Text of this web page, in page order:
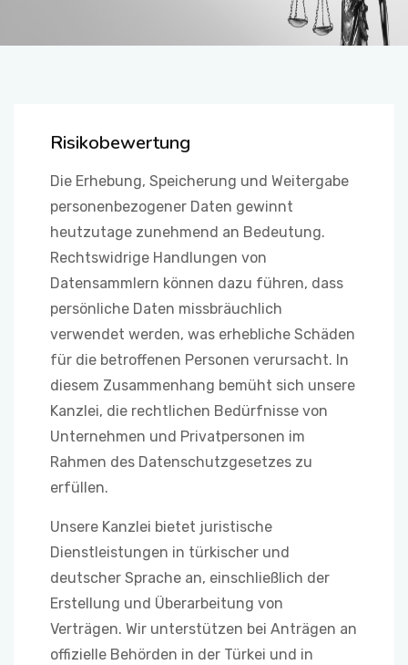
Risikobewertung
Die Erhebung, Speicherung und Weitergabe
personenbezogener Daten gewinnt
heutzutage zunehmend an Bedeutung.
Rechtswidrige Handlungen von
Datensammlern können dazu führen, dass
persönliche Daten missbräuchlich
verwendet werden, was erhebliche Schäden
für die betroffenen Personen verursacht. In
diesem Zusammenhang bemüht sich unsere
Kanzlei, die rechtlichen Bedürfnisse von
Unternehmen und Privatpersonen im
Rahmen des Datenschutzgesetzes zu
erfüllen.
Unsere Kanzlei bietet juristische
Dienstleistungen in türkischer und
deutscher Sprache an, einschließlich der
Erstellung und Überarbeitung von
Verträgen. Wir unterstützen bei Anträgen an
offizielle Behörden in der Türkei und in